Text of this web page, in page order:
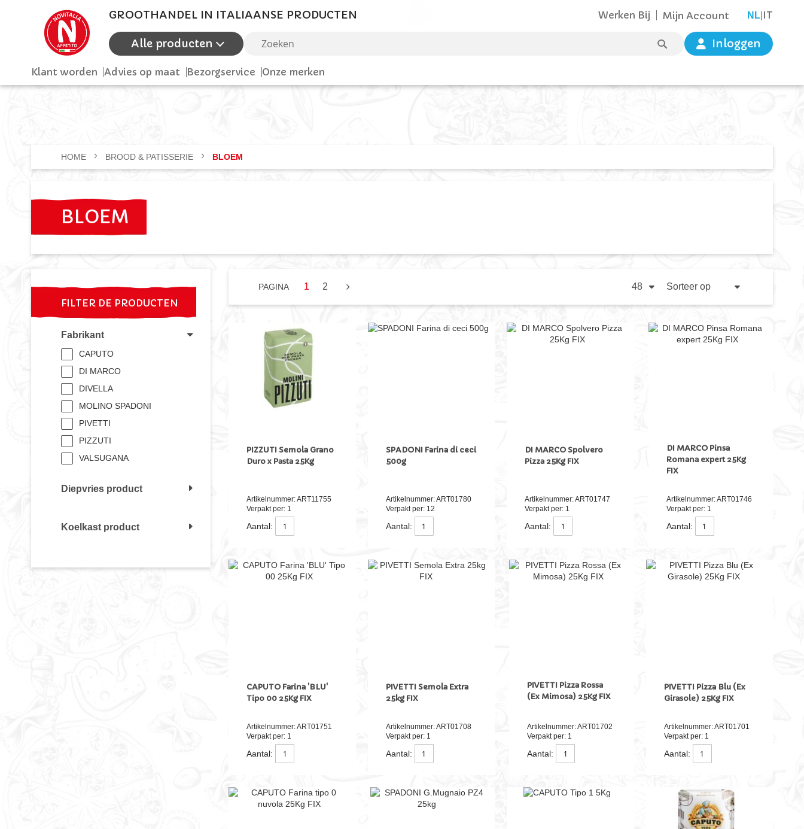
GROOTHANDEL IN ITALIAANSE PRODUCTEN Werken Bij Mijn Account TAALNL IT
Alle producten ZOEK Inloggen
Klant worden Advies op maat Bezorgservice Onze merken
HOME BROOD & PATISSERIE BLOEM
BLOEM
PAGINA U LEES MOMENTEEL PAGINA
1 PAGINA
2 PAGINA
VOLGENDE TOON
PER
SORTEER
VAN
NAAR
PIZZUTI Semola Grano
Duro x Pasta 25Kg
Artikelnummer: ART11755
Verpakt per: 1
Aantal:
SPADONI Farina di ceci
500g
Artikelnummer: ART01780
Verpakt per: 12
Aantal:
DI MARCO Spolvero
Pizza 25Kg FIX
Artikelnummer: ART01747
Verpakt per: 1
Aantal:
DI MARCO Pinsa
Romana expert 25Kg
FIX
Artikelnummer: ART01746
Verpakt per: 1
Aantal:
CAPUTO Farina 'BLU'
Tipo 00 25Kg FIX
Artikelnummer: ART01751
Verpakt per: 1
Aantal:
PIVETTI Semola Extra
25kg FIX
Artikelnummer: ART01708
Verpakt per: 1
Aantal:
PIVETTI Pizza Rossa
(Ex Mimosa) 25Kg FIX
Artikelnummer: ART01702
Verpakt per: 1
Aantal:
PIVETTI Pizza Blu (Ex
Girasole) 25Kg FIX
Artikelnummer: ART01701
Verpakt per: 1
Aantal:
FILTER DE PRODUCTEN
Fabrikant
CAPUTO
DI MARCO
DIVELLA
MOLINO SPADONI
PIVETTI
PIZZUTI
VALSUGANA
Diepvries product
Koelkast product